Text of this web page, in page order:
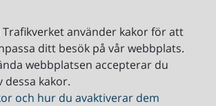
Trafikverket använder kakor för att
ditt besök på vår webbplats.
webbplatsen accepterar du
dessa kakor.
och hur du avaktiverar dem